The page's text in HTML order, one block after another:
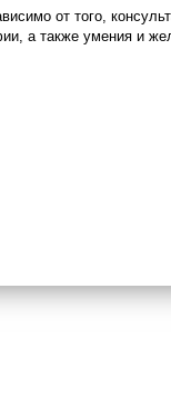
от того,
а также умения и